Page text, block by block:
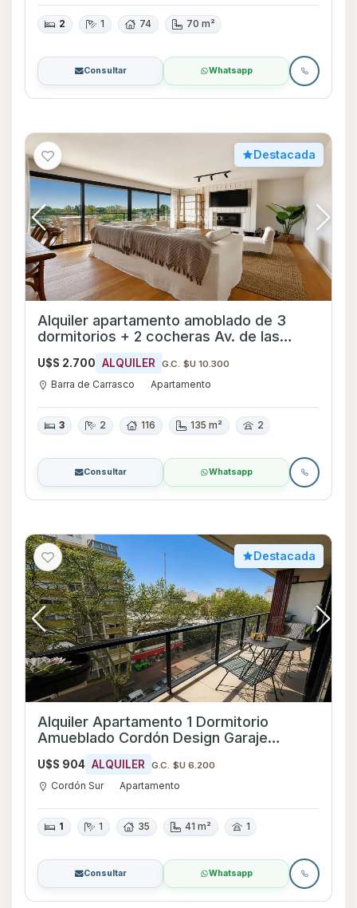
2 1 74 70 m²
Consultar Whatsapp
Destacada
Alquiler apartamento amoblado de 3
dormitorios + 2 cocheras Av. de las
Américas - Ref 2255
U$S 2.700 ALQUILER G.C. $U 10.300
Barra de Carrasco Apartamento
3 2 116 135 m² 2
Consultar Whatsapp
Destacada
Alquiler Apartamento 1 Dormitorio
Amueblado Cordón Design Garaje
Opcional amenities
U$S 904 ALQUILER G.C. $U 6.200
Cordón Sur Apartamento
1 1 35 41 m² 1
Consultar Whatsapp